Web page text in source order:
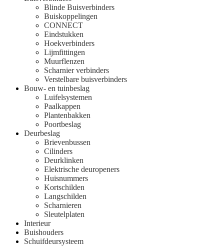
Blinde Buisverbinders
Buiskoppelingen
CONNECT
Eindstukken
Hoekverbinders
Lijmfittingen
Muurflenzen
Scharnier verbinders
Verstelbare buisverbinders
Bouw- en tuinbeslag
Luifelsystemen
Paalkappen
Plantenbakken
Poortbeslag
Deurbeslag
Brievenbussen
Cilinders
Deurklinken
Elektrische deuropeners
Huisnummers
Kortschilden
Langschilden
Scharnieren
Sleutelplaten
Interieur
Buishouders
Schuifdeursysteem